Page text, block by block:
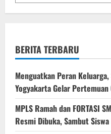
BERITA TERBARU
Menguatkan Peran Keluarga,
Yogyakarta Gelar Pertemuan
MPLS Ramah dan FORTASI
Resmi Dibuka, Sambut